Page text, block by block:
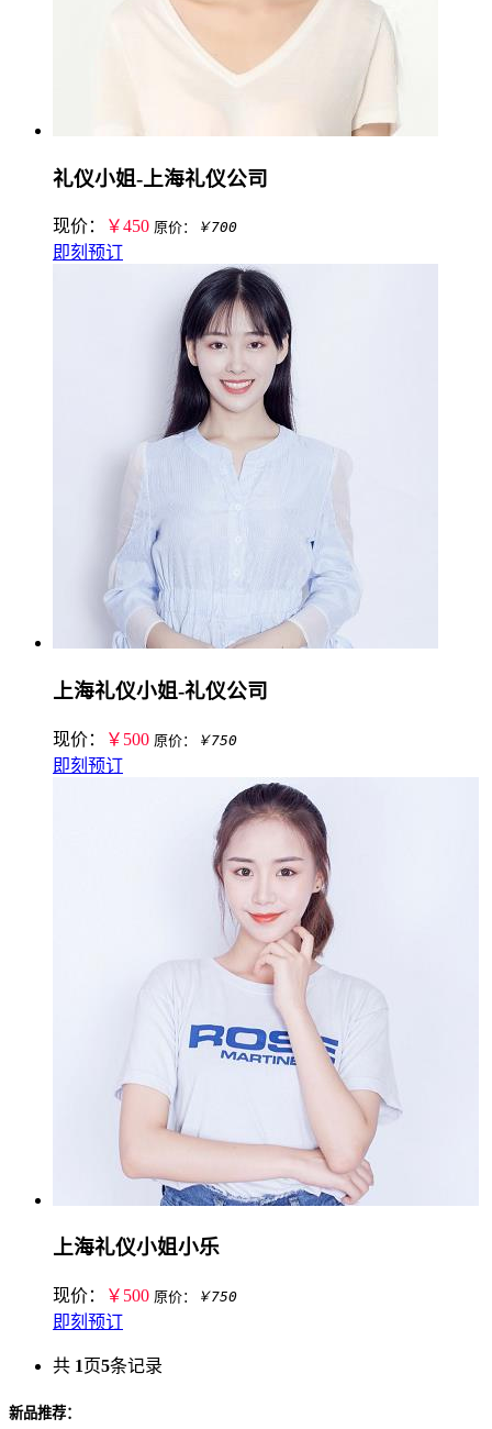
礼仪小姐-上海礼仪公司
现价： ￥450 原价： ￥700
即刻预订
上海礼仪小姐-礼仪公司
现价： ￥500 原价： ￥750
即刻预订
上海礼仪小姐小乐
现价： ￥500 原价： ￥750
即刻预订
共 1页5条记录
新品推荐：